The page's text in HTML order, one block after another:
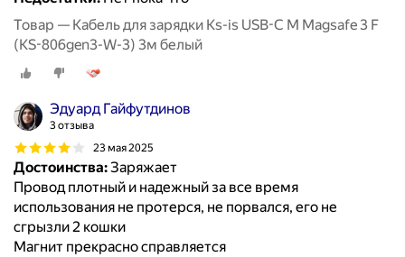
Товар — Кабель для зарядки Ks-is USB-C M Magsafe 3 F
(KS-806gen3-W-3) 3м белый
Эдуард Гайфутдинов
3 отзыва
23 мая 2025
Достоинства:Заряжает
Провод плотный и надежный за все время
использования не протерся, не порвался, его не
сгрызли 2 кошки
Магнит прекрасно справляется